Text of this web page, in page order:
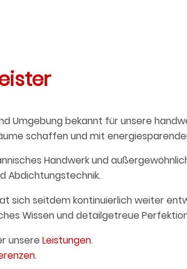
Umgebung bekannt für unsere
schaffen und mit
Handwerk und
Abdichtungstechnik.
sich seitdem kontinuierlich weiter
Wissen und detailgetreue
unsere Leistungen.
.